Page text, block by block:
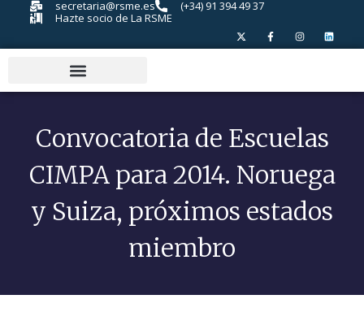
secretaria@rsme.es
(+34) 91 394 49 37
Hazte socio de La RSME
Convocatoria de Escuelas
CIMPA para 2014. Noruega
y Suiza, próximos estados
miembro